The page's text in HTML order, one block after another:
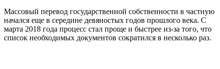
Массовый перевод государственной собственности в частную
начался еще в середине девяностых годов прошлого века. С
марта 2018 года процесс стал проще и быстрее из-за того, что
список необходимых документов сократился в несколько раз.